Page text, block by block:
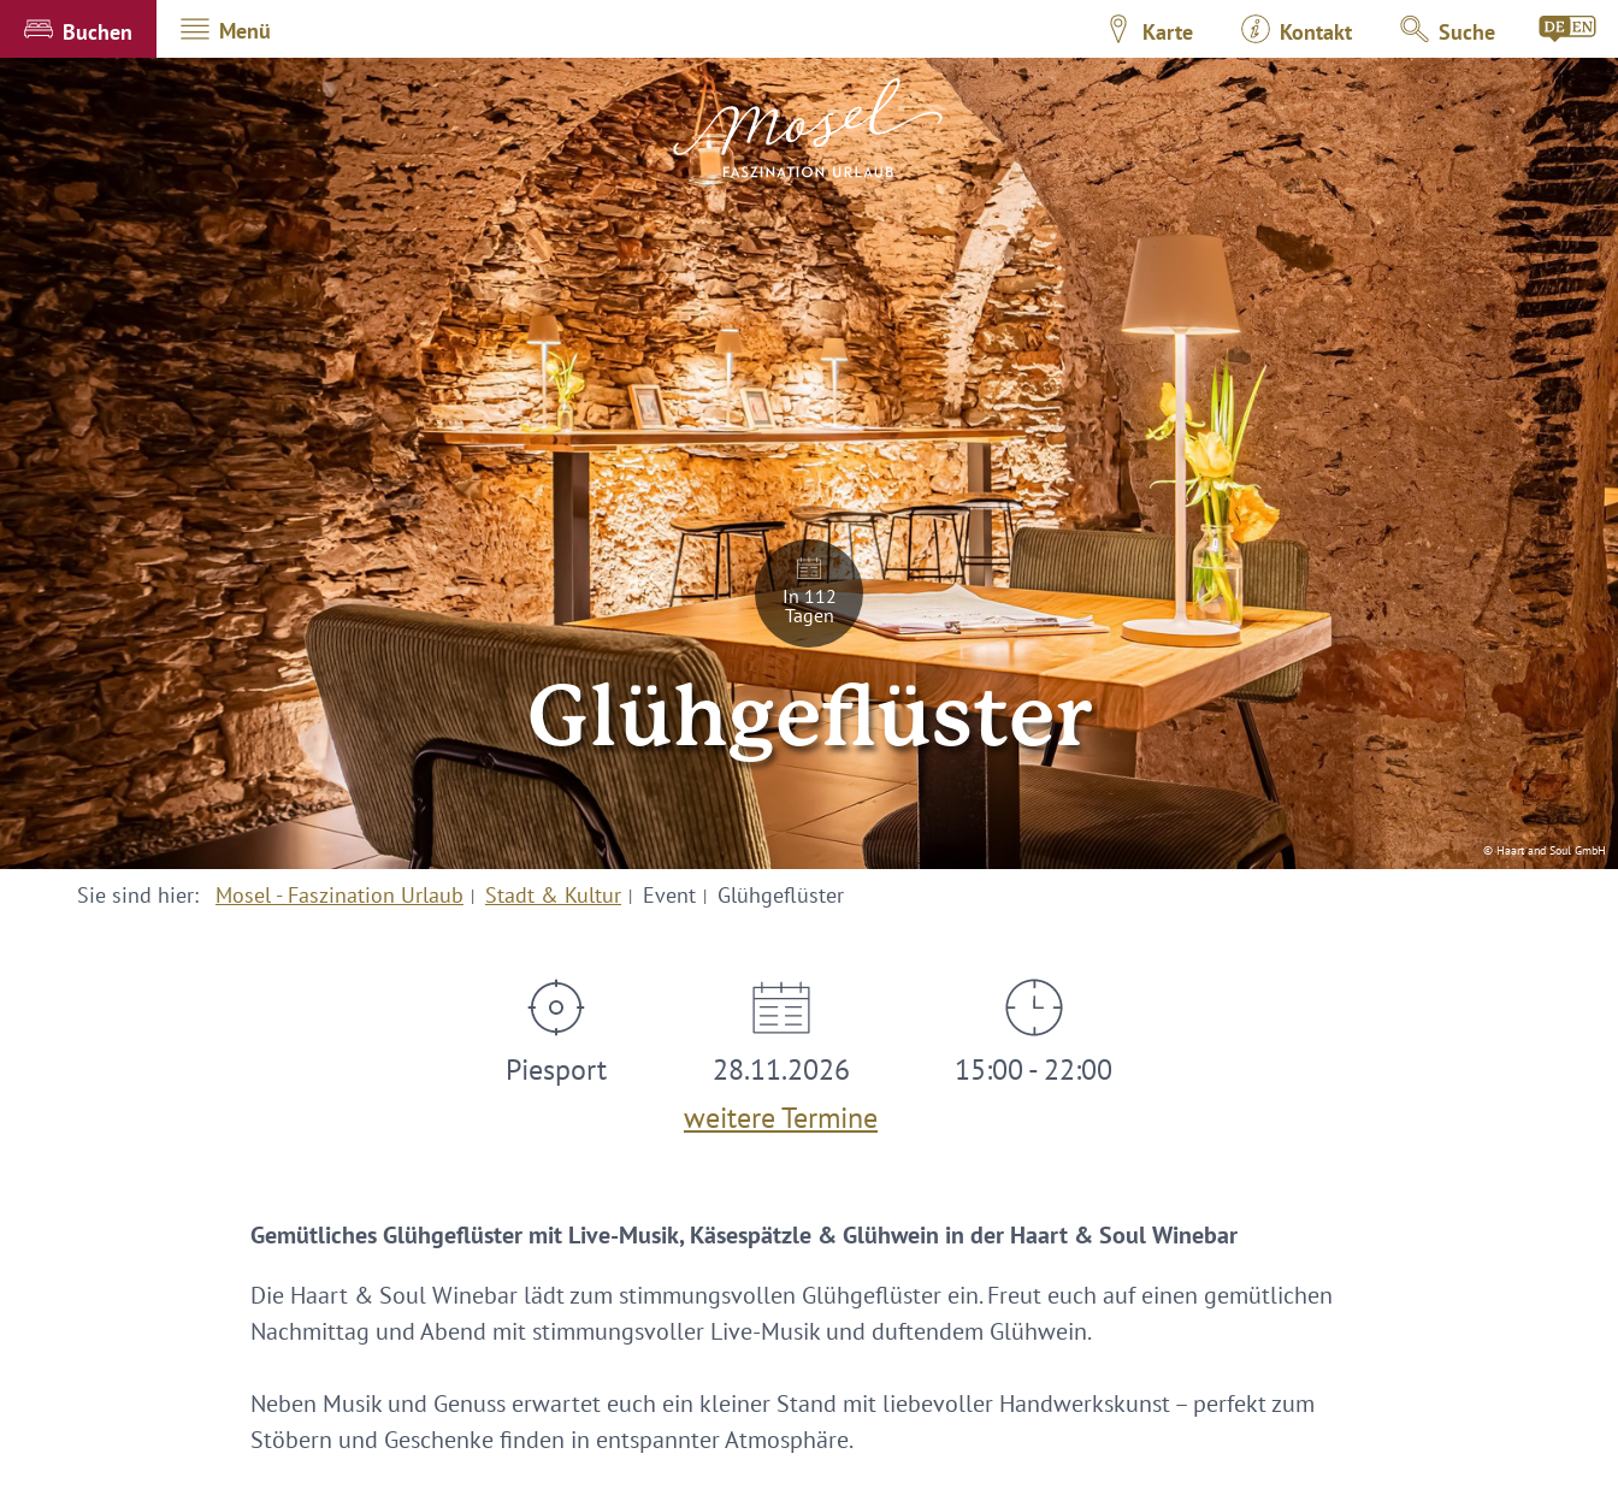
Buchen Menü Karte Kontakt Suche
© Haart and Soul GmbH
In 112
Tagen
Glühgeflüster
Sie sind hier: Mosel - Faszination Urlaub Stadt & Kultur Event Glühgeflüster
Piesport
28.11.2026
weitere Termine
15:00 - 22:00
Gemütliches Glühgeflüster mit Live-Musik, Käsespätzle & Glühwein in der Haart & Soul Winebar
Die Haart & Soul Winebar lädt zum stimmungsvollen Glühgeflüster ein. Freut euch auf einen gemütlichen
Nachmittag und Abend mit stimmungsvoller Live-Musik und duftendem Glühwein.
Neben Musik und Genuss erwartet euch ein kleiner Stand mit liebevoller Handwerkskunst – perfekt zum
Stöbern und Geschenke finden in entspannter Atmosphäre.